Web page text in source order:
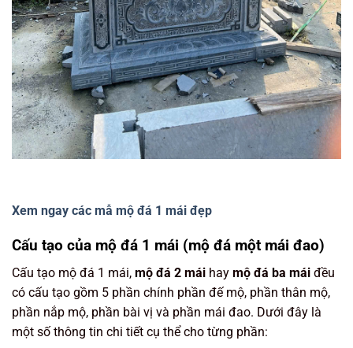
Xem ngay các mẫ mộ đá 1 mái đẹp
Cấu tạo của mộ đá 1 mái (mộ đá một mái đao)
Cấu tạo mộ đá 1 mái, mộ đá 2 mái hay mộ đá ba mái đều
có cấu tạo gồm 5 phần chính phần đế mộ, phần thân mộ,
phần nắp mộ, phần bài vị và phần mái đao. Dưới đây là
một số thông tin chi tiết cụ thể cho từng phần: